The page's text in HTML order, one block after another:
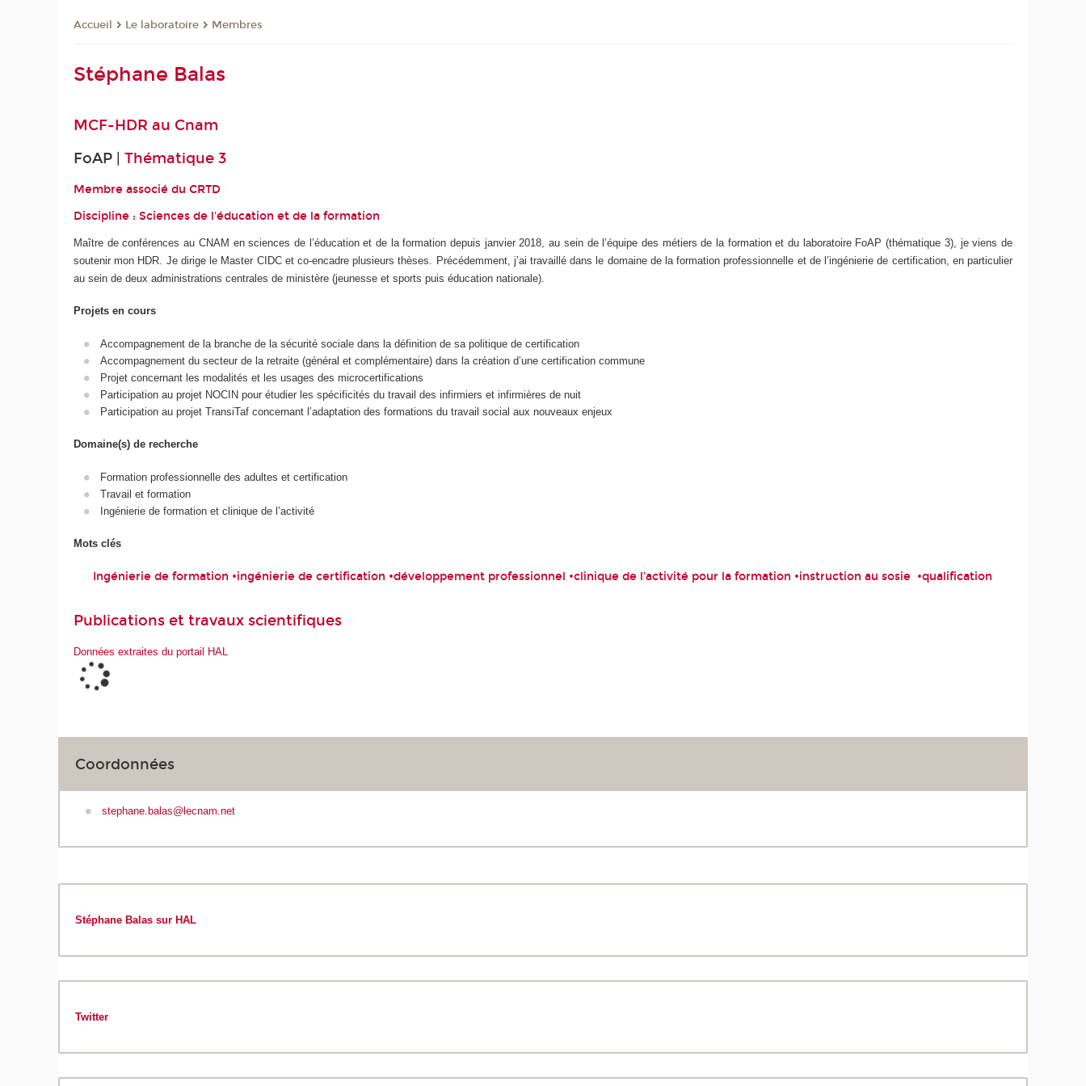
Accueil Le laboratoire Membres
Stéphane Balas
MCF-HDR au Cnam
FoAP |Thématique 3
Membre associé duCRTD
Discipline : Sciences de l'éducation et de la formation
Maître de conférences au CNAM en sciences de l’éducation et de la formation depuis janvier 2018, au sein de l’équipe des métiers de la formation et du laboratoire FoAP (thématique 3), je viens de
soutenir mon HDR. Je dirige le Master CIDC et co-encadre plusieurs thèses. Précédemment, j’ai travaillé dans le domaine de la formation professionnelle et de l’ingénierie de certification, en particulier
au sein de deux administrations centrales de ministère (jeunesse et sports puis éducation nationale).
Projets en cours
Accompagnement de la branche de la sécurité sociale dans la définition de sa politique de certification
Accompagnement du secteur de la retraite (général et complémentaire) dans la création d’une certification commune
Projet concernant les modalités et les usages des microcertifications
Participation au projet NOCIN pour étudier les spécificités du travail des infirmiers et infirmières de nuit
Participation au projet TransiTaf concernant l’adaptation des formations du travail social aux nouveaux enjeux
Domaine(s) de recherche
Formation professionnelle des adultes et certification
Travail et formation
Ingénierie de formation et clinique de l’activité
Mots clés
Ingénierie de formation •ingénierie de certification •développement professionnel •clinique de l’activité pour la formation •instruction au sosie •qualification
Publications et travaux scientifiques
Données extraites du portail HAL
Coordonnées
stephane.balas@lecnam.net
Stéphane Balas sur HAL
Twitter